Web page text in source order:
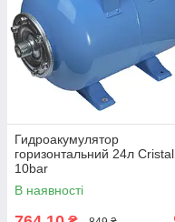
Гидроакумулятор
горизонтальний 24л Cristal
10bar
В наявності